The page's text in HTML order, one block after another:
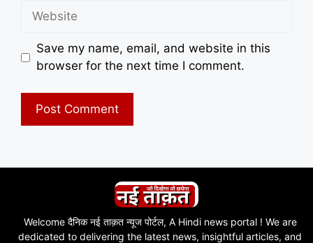
Website
Save my name, email, and website in this
browser for the next time I comment.
Welcome दैनिक नई ताक़त न्यूज पोर्टल, A Hindi news portal ! We are
dedicated to delivering the latest news, insightful articles, and